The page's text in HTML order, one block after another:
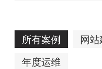
前
路
的
所有案例 网
年度运维